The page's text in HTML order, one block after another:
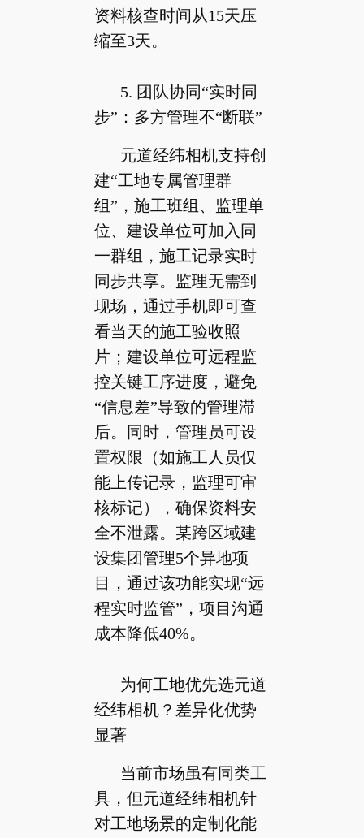
资料核查时间从15天压
缩至3天。
5. 团队协同“实时同
步”：多方管理不“断联”
元道经纬相机支持创
建“工地专属管理群
组”，施工班组、监理单
位、建设单位可加入同
一群组，施工记录实时
同步共享。监理无需到
现场，通过手机即可查
看当天的施工验收照
片；建设单位可远程监
控关键工序进度，避免
“信息差”导致的管理滞
后。同时，管理员可设
置权限（如施工人员仅
能上传记录，监理可审
核标记），确保资料安
全不泄露。某跨区域建
设集团管理5个异地项
目，通过该功能实现“远
程实时监管”，项目沟通
成本降低40%。
为何工地优先选元道
经纬相机？差异化优势
显著
当前市场虽有同类工
具，但元道经纬相机针
对工地场景的定制化能